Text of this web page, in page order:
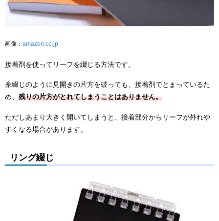
画像： amazon.co.jp
接着剤を使ってリーフを綴じる方法です。
糸綴じのように見開きの片方を破っても、接着剤でとまっているた
め、 残りの片方がとれてしまうことはありません。
ただしあまり大きく開いてしまうと、接着部分からリーフが外れや
すくなる場合があります。
リング綴じ